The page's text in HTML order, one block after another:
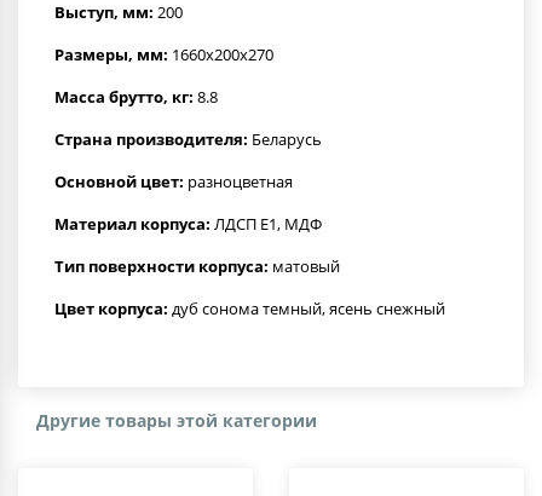
Выступ, мм: 200
Размеры, мм: 1660x200x270
Масса брутто, кг: 8.8
Страна производителя: Беларусь
Основной цвет: разноцветная
Материал корпуса: ЛДСП Е1, МДФ
Тип поверхности корпуса: матовый
Цвет корпуса: дуб сонома темный, ясень снежный
Другие товары этой категории